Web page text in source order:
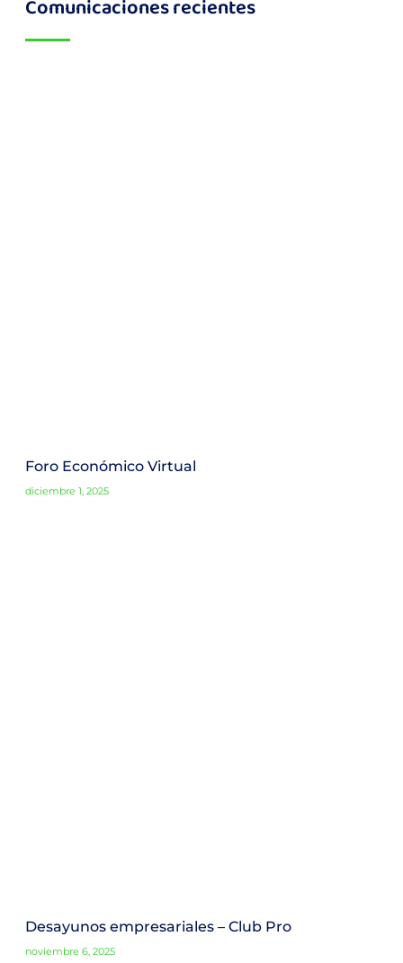
Comunicaciones recientes
Foro Económico Virtual
diciembre 1, 2025
Desayunos empresariales – Club Pro
noviembre 6, 2025